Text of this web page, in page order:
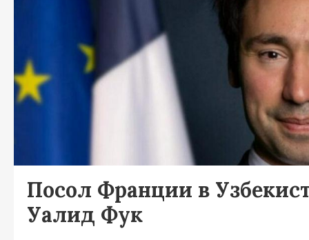
Посол Франции в
Уалид Фук